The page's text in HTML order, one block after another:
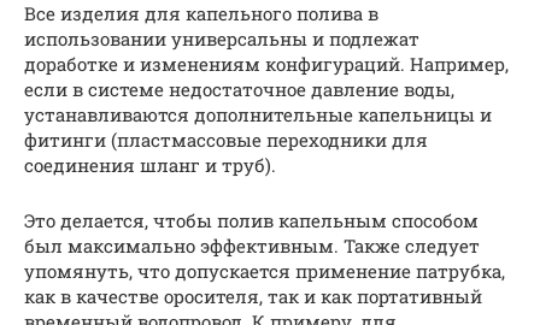
Все изделия для капельного полива в
использовании универсальны и подлежат
доработке и изменениям конфигураций. Например,
если в системе недостаточное давление воды,
устанавливаются дополнительные капельницы и
фитинги (пластмассовые переходники для
соединения шланг и труб).
Это делается, чтобы полив капельным способом
был максимально эффективным. Также следует
упомянуть, что допускается применение патрубка,
как в качестве оросителя, так и как портативный